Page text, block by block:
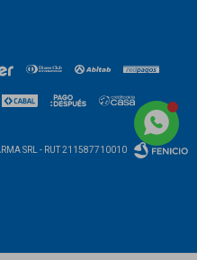
SRL - RUT 211587710010